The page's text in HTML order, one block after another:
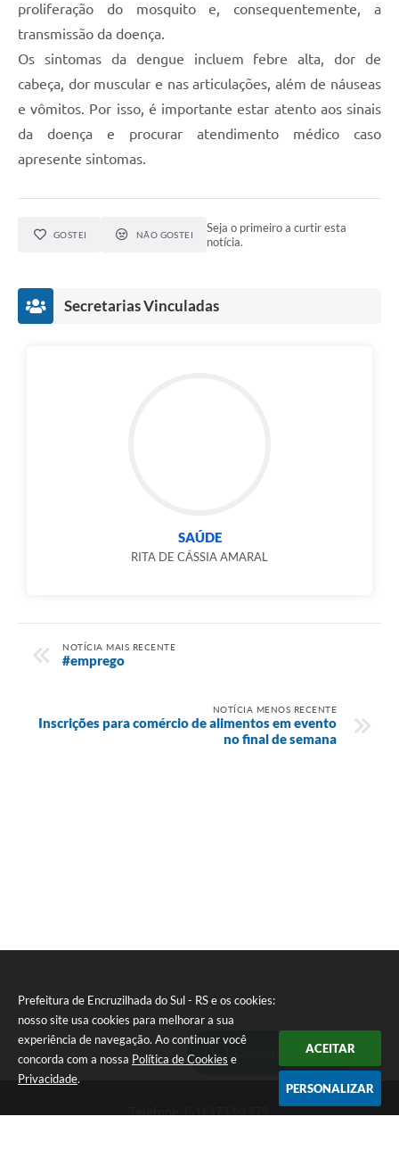
Prefeitura de Encruzilhada do Sul - RS e os cookies:
nosso site usa cookies para melhorar a sua
experiência de navegação. Ao continuar você
concorda com a nossa Política de Cookies e
Privacidade.
ACEITAR
PERSONALIZAR
proliferação do mosquito e, consequentemente, a
transmissão da doença.
Os sintomas da dengue incluem febre alta, dor de
cabeça, dor muscular e nas articulações, além de náuseas
e vômitos. Por isso, é importante estar atento aos sinais
da doença e procurar atendimento médico caso
apresente sintomas.
GOSTEI NÃO GOSTEI
Seja o primeiro a curtir esta
notícia.
Secretarias Vinculadas
SAÚDE
RITA DE CÁSSIA AMARAL
NOTÍCIA MAIS RECENTE
#emprego
NOTÍCIA MENOS RECENTE
Inscrições para comércio de alimentos em evento
no final de semana
Ouvidoria Municipal